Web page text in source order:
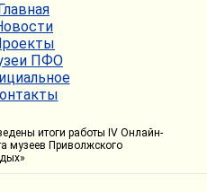
ПФО
итоги работы IV Онлайн-
музеев Приволжского